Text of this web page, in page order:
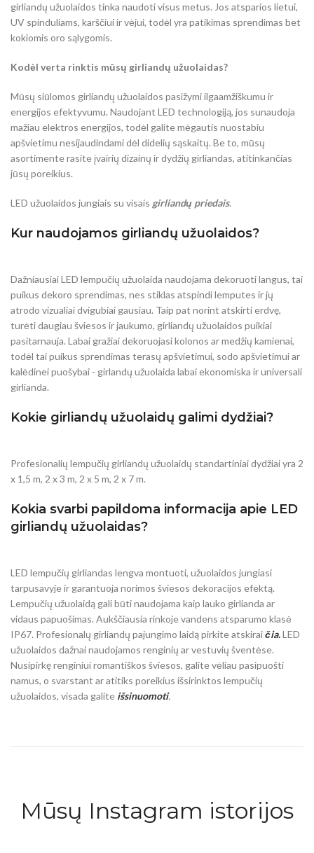
girliandų užuolaidos tinka naudoti visus metus. Jos atsparios lietui,
UV spinduliams, karščiui ir vėjui, todėl yra patikimas sprendimas bet
kokiomis oro sąlygomis.
Kodėl verta rinktis mūsų girliandų užuolaidas?
Mūsų siūlomos girliandų užuolaidos pasižymi ilgaamžiškumu ir
energijos efektyvumu. Naudojant LED technologiją, jos sunaudoja
mažiau elektros energijos, todėl galite mėgautis nuostabiu
apšvietimu nesijaudindami dėl didelių sąskaitų. Be to, mūsų
asortimente rasite įvairių dizainų ir dydžių girliandas, atitinkančias
jūsų poreikius.
LED užuolaidos jungiais su visais girliandų priedais.
Kur naudojamos girliandų užuolaidos?
Dažniausiai LED lempučių užuolaida naudojama dekoruoti langus, tai
puikus dekoro sprendimas, nes stiklas atspindi lemputes ir jų
atrodo vizualiai dvigubiai gausiau. Taip pat norint atskirti erdvę,
turėti daugiau šviesos ir jaukumo, girliandų užuolaidos puikiai
pasitarnauja. Labai gražiai dekoruojasi kolonos ar medžių kamienai,
todėl tai puikus sprendimas terasų apšvietimui, sodo apšvietimui ar
kalėdinei puošybai - girlandų užuolaida labai ekonomiska ir universali
girlianda.
Kokie girliandų užuolaidų galimi dydžiai?
Profesionalių lempučių girliandų užuolaidų standartiniai dydžiai yra 2
x 1,5 m, 2 x 3 m, 2 x 5 m, 2 x 7 m.
Kokia svarbi papildoma informacija apie LED
girliandų užuolaidas?
LED lempučių girliandas lengva montuoti, užuolaidos jungiasi
tarpusavyje ir garantuoja norimos šviesos dekoracijos efektą.
Lempučių užuolaidą gali būti naudojama kaip lauko girlianda ar
vidaus papuošimas. Aukščiausia rinkoje vandens atsparumo klasė
IP67. Profesionalų girliandų pajungimo laidą pirkite atskiraičia.LED
užuolaidos dažnai naudojamos renginių ar vestuvių šventėse.
Nusipirkę renginiui romantiškos šviesos, galite vėliau pasipuošti
namus, o svarstant ar atitiks poreikius išsirinktos lempučių
užuolaidos, visada galite išsinuomoti.
Mūsų Instagram istorijos